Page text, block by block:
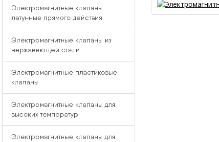
Электромагнитные клапаны
латунные прямого действия
Электромагнитные клапаны из
нержавеющей стали
Электромагнитные пластиковые
клапаны
Электромагнитные клапаны для
высоких температур
Электромагнитные клапаны для